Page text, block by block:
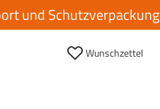
und Schutzverpackung
Wunschzettel